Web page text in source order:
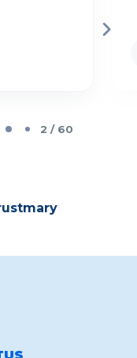
2 / 60